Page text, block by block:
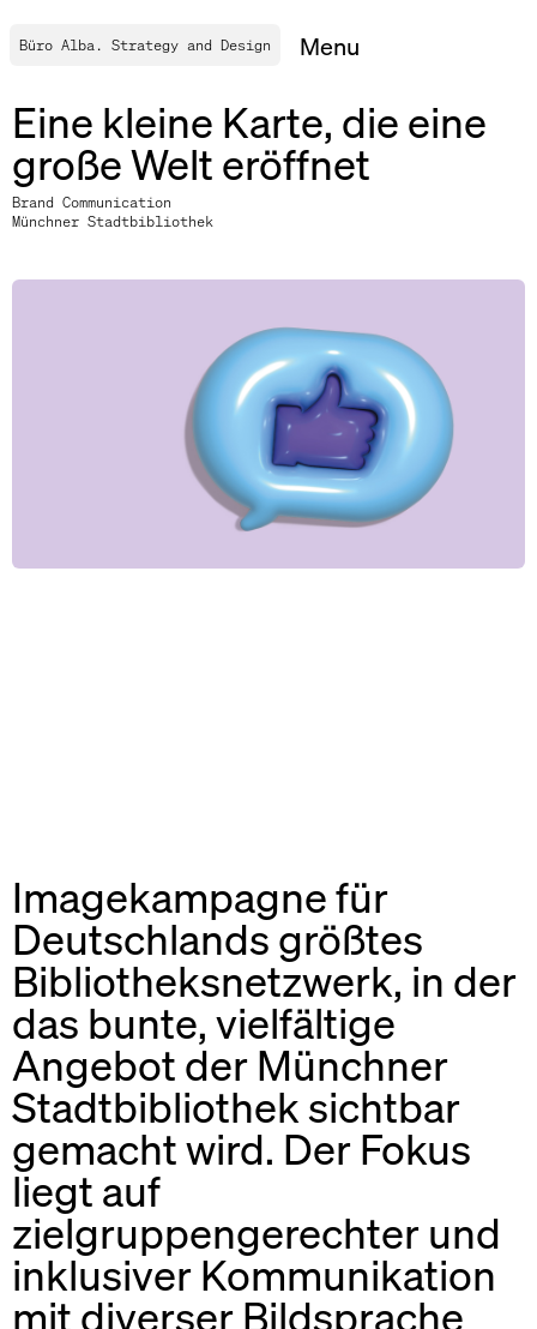
Büro Alba. Strategy and Design
Menu
Leistungen
Blog
Kontakt
EN
Eine kleine Karte, die eine
große Welt eröffnet
Brand Communication
Münchner Stadtbibliothek
Imagekampagne für
Deutschlands größtes
Bibliotheksnetzwerk, in der
das bunte, vielfältige
Angebot der Münchner
Stadtbibliothek sichtbar
gemacht wird. Der Fokus
liegt auf
zielgruppengerechter und
inklusiver Kommunikation
mit diverser Bildsprache